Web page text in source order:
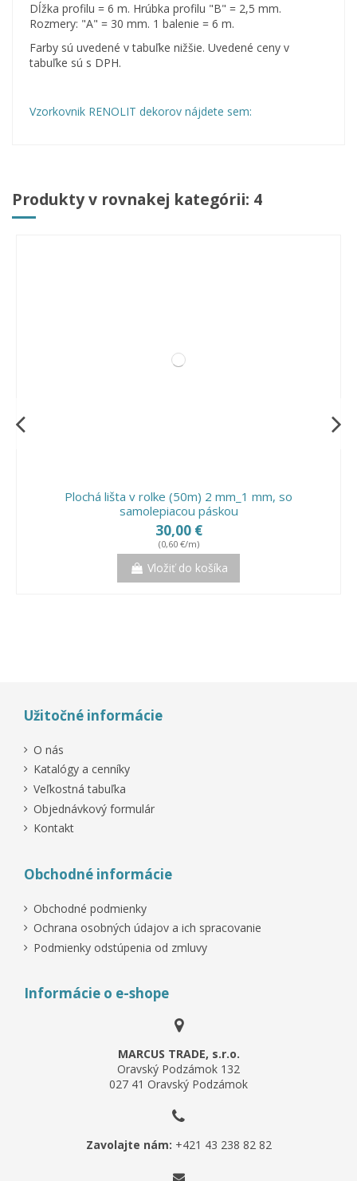
Dĺžka profilu = 6 m. Hrúbka profilu "B" = 2,5 mm.
Rozmery: "A" = 30 mm. 1 balenie = 6 m.
Farby sú uvedené v tabuľke nižšie. Uvedené ceny v
tabuľke sú s DPH.
Vzorkovnik RENOLIT dekorov nájdete sem:
Produkty v rovnakej kategórii: 4
Plochá lišta v rolke (50m) 2 mm_1 mm, so
samolepiacou páskou
30,00 €
(0,60 €/m)
Vložiť do košíka
Univerzálna flexibilná lišta 20 x 10 x 10 x 10 x 10 x 20
(80 mm), 2 mm
Vložiť do košíka
Plochá lišta v rolke (50m) s pierkom a so samolepiacou
páskou
Vložiť do košíka
Lámaný rohový profil 35 x 35 mm
87,40 €
Vložiť do košíka
Užitočné informácie
O nás
Katalógy a cenníky
Veľkostná tabuľka
Objednávkový formulár
Kontakt
Obchodné informácie
Obchodné podmienky
Ochrana osobných údajov a ich spracovanie
Podmienky odstúpenia od zmluvy
Informácie o e-shope
MARCUS TRADE, s.r.o.
Oravský Podzámok 132
027 41 Oravský Podzámok
Zavolajte nám: +421 43 238 82 82